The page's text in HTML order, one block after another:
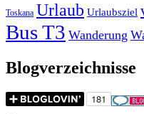
Toskana Urlaub Urlaubsziel
Bus T3 Wanderung
Blogverzeichnisse